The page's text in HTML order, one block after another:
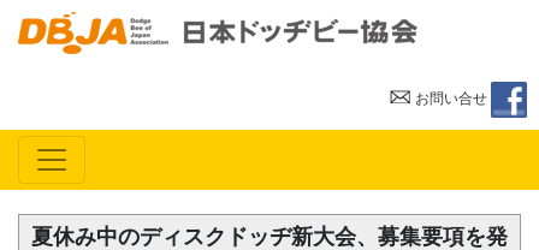
お問い合せ
夏休み中のディスクドッヂ新大会、募集要項を発